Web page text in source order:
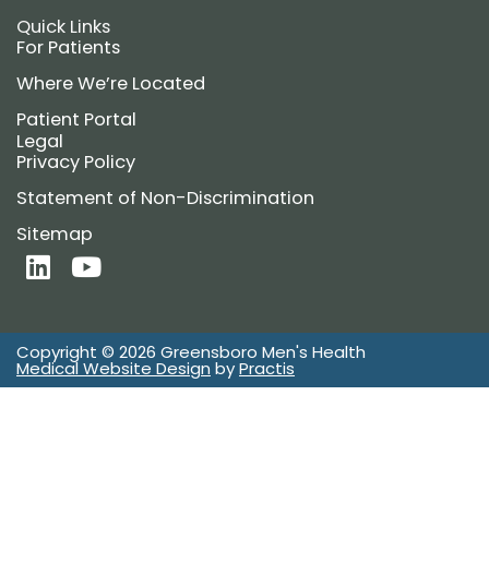
Quick Links
For Patients
Where We’re Located
Patient Portal
Legal
Privacy Policy
Statement of Non-Discrimination
Sitemap
L
i
k
e
d
Y
o
t
u
b
Copyright © 2026 Greensboro Men's Health
Medical Website Design byPractis